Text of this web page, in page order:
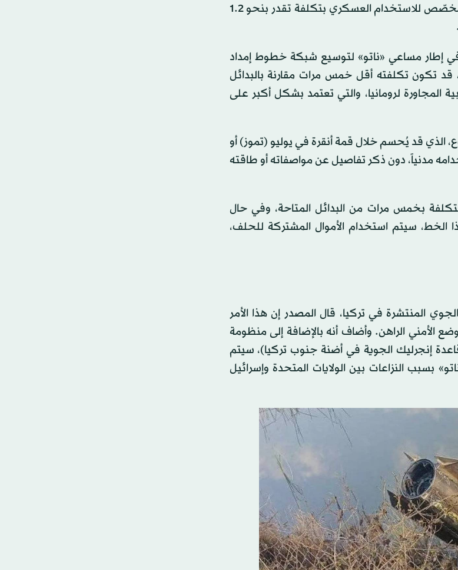
وذكرت تقارير صحافية، مؤخراً، أن تركيا اقترحت مدّ خط أنابيب للوقود المخصّص للاستخدام العسكري بتكلفة تقدر بنحو 1.2
إطار مساعي «ناتو» لتوسيع شبكة خطوط إمداد
قد تكون تكلفته أقل خمس مرات مقارنة بالبدائل
المجاورة لرومانيا، والتي تعتمد بشكل أكبر على
الذي قد يُحسم خلال قمة أنقرة في يوليو (تموز) أو
مدنياً، دون ذكر تفاصيل عن مواصفاته أو طاقته
بخمس مرات من البدائل المتاحة، وفي حال
سيتم استخدام الأموال المشتركة للحلف،
المنتشرة في تركيا، قال المصدر إن هذا الأمر
الراهن. وأضاف أنه بالإضافة إلى منظومة
إنجرليك الجوية في أضنة جنوب تركيا)، سيتم
بسبب النزاعات بين الولايات المتحدة وإسرائيل